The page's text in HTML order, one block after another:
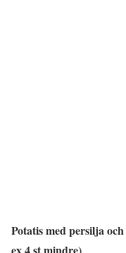
Potatis med persilja
ex 4 st mindre)